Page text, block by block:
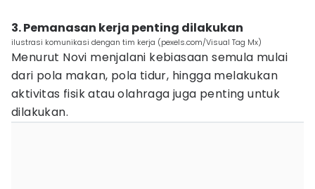
3. Pemanasan kerja penting dilakukan
ilustrasi komunikasi dengan tim kerja (pexels.com/Visual Tag Mx)
Menurut Novi menjalani kebiasaan semula mulai
dari pola makan, pola tidur, hingga melakukan
aktivitas fisik atau olahraga juga penting untuk
dilakukan.